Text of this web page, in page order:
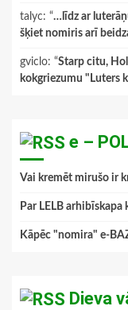
talyc: “…līdz ar
šķiet nomiris arī
gviclo: “Starp citu,
kokgriezumu "Luters
e –
Vai kremēt mirušo ir
Par LELB arhibīskapa
Kāpēc "nomira" e-
Dieva